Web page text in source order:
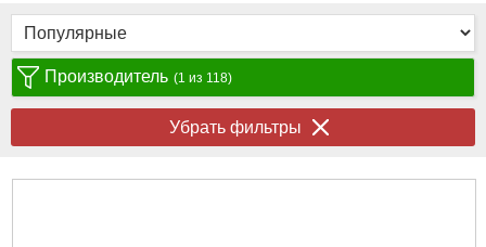
Производитель (1 из 118)
Убрать фильтры